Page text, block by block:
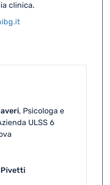
clinica.
, Psicologa e
ULSS 6
Pivetti